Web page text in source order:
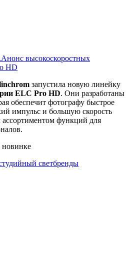
высокоскоростных
HD
запустила новую линейку
ELC Pro HD. Они разработаны
обеспечит фотографу быстрое
импульс и большую скорость
функций для
новинке
светбренды